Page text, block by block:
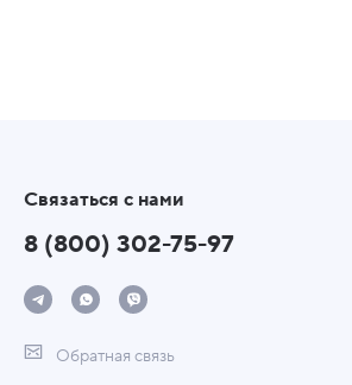
Связаться с нами
8 (800) 302-75-97
Обратная связь